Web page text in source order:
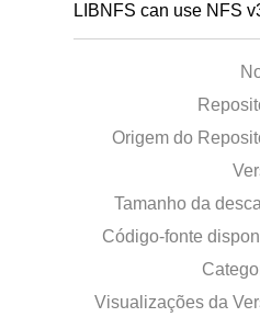
LIBNFS can use NFS
Origem do
Tamanho da
Código-fonte
Visualizações da